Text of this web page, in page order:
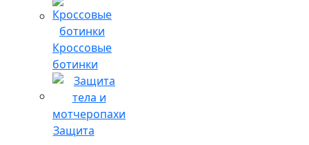
Кроссовые
ботинки
Защита